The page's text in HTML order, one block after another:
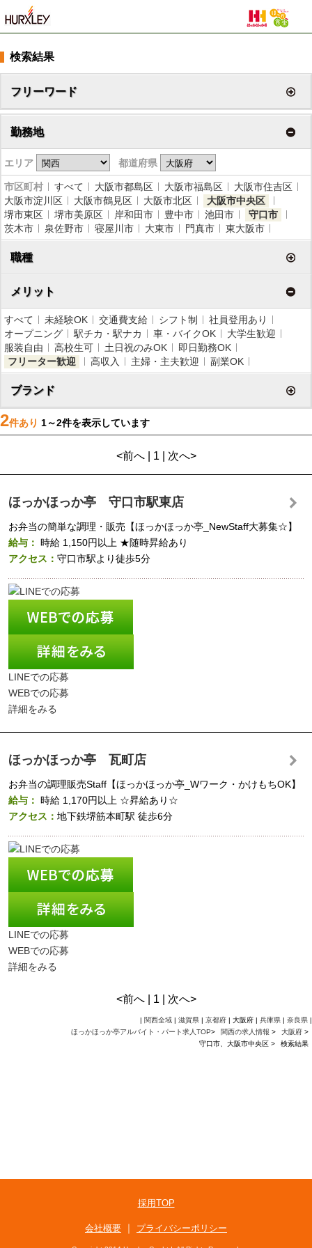
検索結果
フリーワード
勤務地
エリア 都道府県
市区町村 すべて 大阪市都島区 大阪市福島区
大阪市住吉区
大阪市淀川区
大阪市鶴見区 大阪市北区
大阪市中央区
堺市東区
堺市美原区 岸和田市 豊中市 池田市
守口市
茨木市
泉佐野市 寝屋川市 大東市 門真市 東大阪市
職種
メリット
すべて 未経験OK 交通費支給 シフト制
社員登用あり
オープニング
駅チカ・駅ナカ 車・バイクOK
大学生歓迎
服装自由
高校生可 土日祝のみOK
即日勤務OK
フリーター歓迎
高収入 主婦・主夫歓迎 副業OK
ブランド
2件あり 1～2件を表示しています
<前へ | 1 | 次へ>
ほっかほっか亭 守口市駅東店
お弁当の簡単な調理・販売【ほっかほっか亭_NewStaff大募集☆】
給与： 時給 1,150円以上 ★随時昇給あり
アクセス： 守口市駅より徒歩5分
LINEでの応募
WEBでの応募
詳細をみる
ほっかほっか亭 瓦町店
お弁当の調理販売Staff【ほっかほっか亭_Wワーク・かけもちOK】
給与： 時給 1,170円以上 ☆昇給あり☆
アクセス： 地下鉄堺筋本町駅 徒歩6分
LINEでの応募
WEBでの応募
詳細をみる
<前へ | 1 | 次へ>
| 関西全域 | 滋賀県 | 京都府 | 大阪府 | 兵庫県 | 奈良県 |
ほっかほっか亭アルバイト・パート求人TOP> 関西の求人情報 > 大阪府 >
守口市、大阪市中央区 >
検索結果
採用TOP
会社概要 ｜ プライバシーポリシー